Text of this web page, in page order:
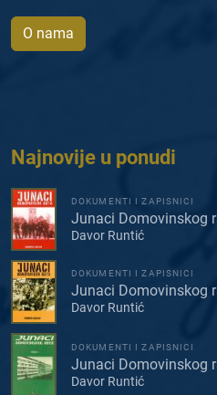
O nama
Najnovije u ponudi
DOKUMENTI I ZAPISNICI
Junaci Domovinskog
Davor Runtić
DOKUMENTI I ZAPISNICI
Junaci Domovinskog
Davor Runtić
DOKUMENTI I ZAPISNICI
Junaci Domovinskog
Davor Runtić